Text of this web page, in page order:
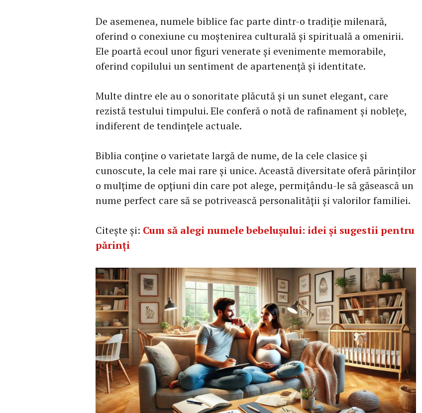
De asemenea, numele biblice fac parte dintr-o tradiție milenară,
oferind o conexiune cu moștenirea culturală și spirituală a omenirii.
Ele poartă ecoul unor figuri venerate și evenimente memorabile,
oferind copilului un sentiment de apartenență și identitate.
Multe dintre ele au o sonoritate plăcută și un sunet elegant, care
rezistă testului timpului. Ele conferă o notă de rafinament și noblețe,
indiferent de tendințele actuale.
Biblia conține o varietate largă de nume, de la cele clasice și
cunoscute, la cele mai rare și unice. Această diversitate oferă părinților
o mulțime de opțiuni din care pot alege, permițându-le să găsească un
nume perfect care să se potrivească personalității și valorilor familiei.
Citește și: Cum să alegi numele bebelușului: idei și sugestii pentru
părinți